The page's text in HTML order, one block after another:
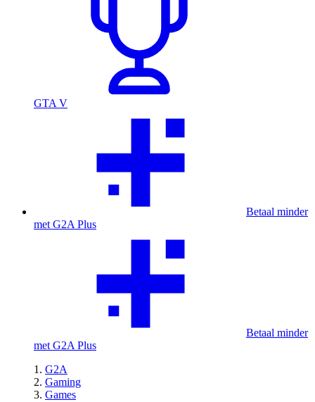
GTA V
Betaal minder
met G2A Plus
Betaal minder
met G2A Plus
G2A
Gaming
Games